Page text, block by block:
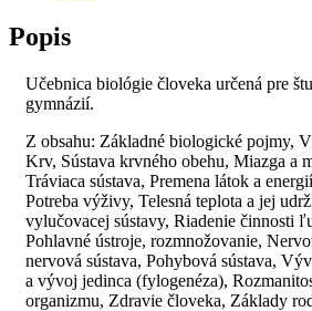
Popis
Učebnica biológie človeka určená pre
gymnázií.
Z obsahu: Základné biologické pojmy,
Krv, Sústava krvného obehu, Miazga a
Tráviaca sústava, Premena látok a
Potreba výživy, Telesná teplota a jej
vylučovacej sústavy, Riadenie činnosti
Pohlavné ústroje, rozmnožovanie,
nervová sústava, Pohybová sústava,
a vývoj jedinca (fylogenéza),
organizmu, Zdravie človeka, Základy